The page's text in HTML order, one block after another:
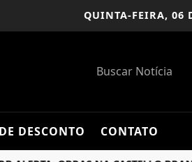
QUINTA-FEIRA, 06
DESCONTO CONTATO